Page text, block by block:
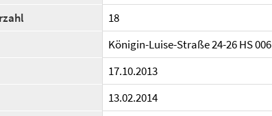
18
Königin-Luise-Straße 24-26 HS 006
17.10.2013
13.02.2014